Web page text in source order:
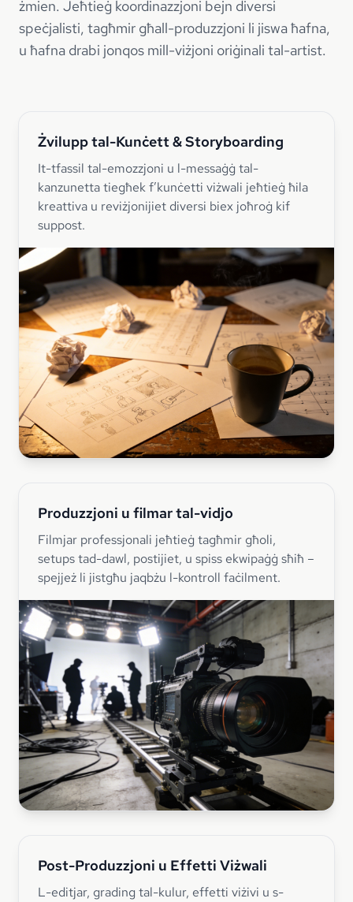
żmien. Jeħtieġ koordinazzjoni bejn diversi
speċjalisti, tagħmir għall-produzzjoni li jiswa ħafna,
u ħafna drabi jonqos mill-viżjoni oriġinali tal-artist.
Żvilupp tal-Kunċett & Storyboarding
It-tfassil tal-emozzjoni u l-messaġġ tal-
kanzunetta tiegħek f’kunċetti viżwali jeħtieġ ħila
kreattiva u reviżjonijiet diversi biex joħroġ kif
suppost.
Produzzjoni u filmar tal-vidjo
Filmjar professjonali jeħtieġ tagħmir għoli,
setups tad-dawl, postijiet, u spiss ekwipaġġ sħiħ –
spejjeż li jistgħu jaqbżu l-kontroll faċilment.
Post-Produzzjoni u Effetti Viżwali
L-editjar, grading tal-kulur, effetti viżivi u s-